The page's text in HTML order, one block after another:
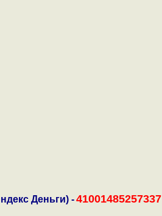
Деньги) -41001485257337